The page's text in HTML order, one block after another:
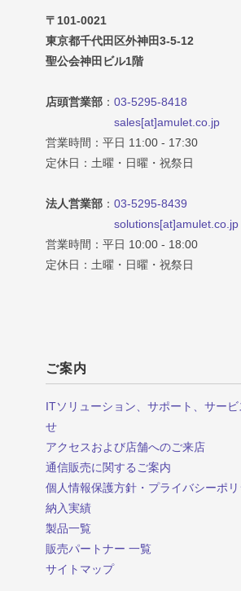
〒101-0021
東京都千代田区外神田3-5-12
聖公会神田ビル1階
店頭営業部 ： 03-5295-8418
sales[at]amulet.co.jp
営業時間：平日 11:00 - 17:30
定休日：土曜・日曜・祝祭日
法人営業部 ： 03-5295-8439
solutions[at]amulet.co.jp
営業時間：平日 10:00 - 18:00
定休日：土曜・日曜・祝祭日
ご案内
ITソリューション、サポート、サー
せ
アクセスおよび店舗へのご来店
通信販売に関するご案内
個人情報保護方針・プライバシーポ
納入実績
製品一覧
販売パートナー 一覧
サイトマップ